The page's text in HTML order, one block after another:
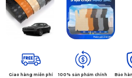
Giao hàng miễn phí
100% sản phẩm chính
Bảo